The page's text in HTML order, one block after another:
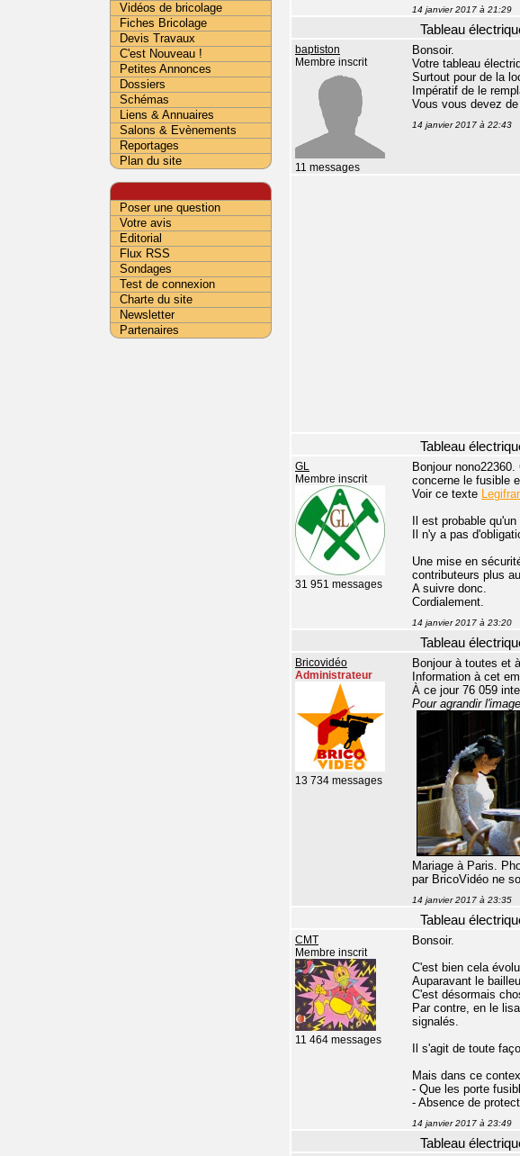
14 janvier 2017 à 21:29
Tableau
baptiston
Membre inscrit
11 messages
Bonsoir.
Votre tableau
Surtout pour de la
Impératif de le
Vous vous devez
14 janvier 2017 à 22:43
Tableau
GL
Membre inscrit
31 951 messages
Bonjour
concerne le fusible
Voir ce texte
Il est probable
Il n'y a pas
Une mise en
contributeurs plus
A suivre donc.
Cordialement.
14 janvier 2017 à 23:20
Tableau
Bricovidéo
Administrateur
13 734 messages
Bonjour à toutes et
Information à cet
À ce jour 76 059
Pour agrandir
Mariage à Paris.
par BricoVidéo ne
14 janvier 2017 à 23:35
Tableau
CMT
Membre inscrit
11 464 messages
Bonsoir.
C'est bien cela
Auparavant le
C'est désormais
Par contre, en le
signalés.
Il s'agit de toute
Mais dans ce
- Que les porte
- Absence de
14 janvier 2017 à 23:49
Tableau
Vidéos de bricolage
Fiches Bricolage
Devis Travaux
C'est Nouveau !
Petites Annonces
Dossiers
Schémas
Liens & Annuaires
Salons & Evènements
Reportages
Plan du site
Poser une question
Votre avis
Editorial
Flux RSS
Sondages
Test de connexion
Charte du site
Newsletter
Partenaires